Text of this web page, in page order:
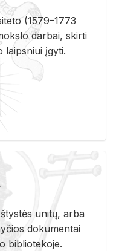
(1579–1773
darbai, skirti
laipsniui įgyti.
unitų, arba
dokumentai
bibliotekoje.